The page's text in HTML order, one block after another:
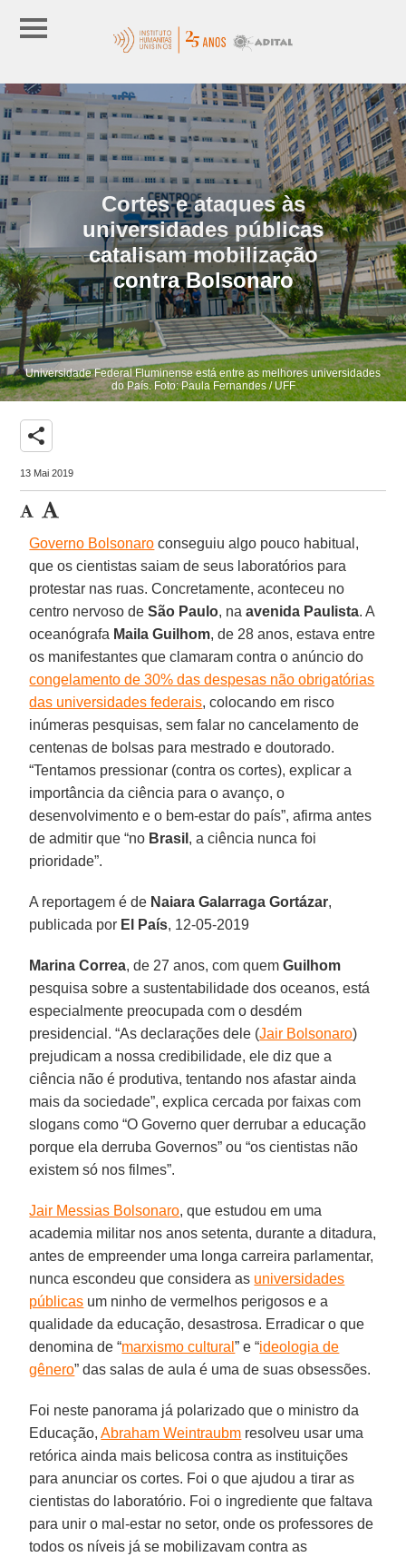
Cortes e ataques às
universidades públicas
catalisam mobilização
contra Bolsonaro
Universidade Federal Fluminense está entre as melhores universidades
do País. Foto: Paula Fernandes / UFF
share
13 Mai 2019
Governo Bolsonaro conseguiu algo pouco habitual,
que os cientistas saiam de seus laboratórios para
protestar nas ruas. Concretamente, aconteceu no
centro nervoso deSão Paulo, naavenida Paulista. A
oceanógrafa Maila Guilhom, de 28 anos, estava entre
os manifestantes que clamaram contra o anúncio do
congelamento de 30% das despesas não obrigatórias
das universidades federais, colocando em risco
inúmeras pesquisas, sem falar no cancelamento de
centenas de bolsas para mestrado e doutorado.
“Tentamos pressionar (contra os cortes), explicar a
importância da ciência para o avanço, o
desenvolvimento e o bem-estar do país”, afirma antes
de admitir que “no Brasil , a ciência nunca foi
prioridade”.
A reportagem é de Naiara Galarraga Gortázar,
publicada por El País, 12-05-2019
Marina Correa, de 27 anos, com quemGuilhom
pesquisa sobre a sustentabilidade dos oceanos, está
especialmente preocupada com o desdém
presidencial. “As declarações dele (Jair Bolsonaro)
prejudicam a nossa credibilidade, ele diz que a
ciência não é produtiva, tentando nos afastar ainda
mais da sociedade”, explica cercada por faixas com
slogans como “O Governo quer derrubar a educação
porque ela derruba Governos” ou “os cientistas não
existem só nos filmes”.
Jair Messias Bolsonaro, que estudou em uma
academia militar nos anos setenta, durante a ditadura,
antes de empreender uma longa carreira parlamentar,
nunca escondeu que considera as universidades
públicas um ninho de vermelhos perigosos e a
qualidade da educação, desastrosa. Erradicar o que
denomina de “marxismo cultural” e “ideologia de
gênero” das salas de aula é uma de suas obsessões.
Foi neste panorama já polarizado que o ministro da
Educação,Abraham Weintraubm resolveu usar uma
retórica ainda mais belicosa contra as instituições
para anunciar os cortes. Foi o que ajudou a tirar as
cientistas do laboratório. Foi o ingrediente que faltava
para unir o mal-estar no setor, onde os professores de
todos os níveis já se mobilizavam contra as